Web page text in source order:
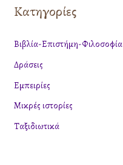
ή
η
σ
η
γ
ι
Κατηγορίες
Βιβλία-Επιστήμη-Φιλοσοφία
Δράσεις
Εμπειρίες
Μικρές ιστορίες
Ταξιδιωτικά